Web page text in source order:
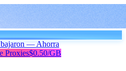
bajaron — Ahorra
Proxies$0.50/GB